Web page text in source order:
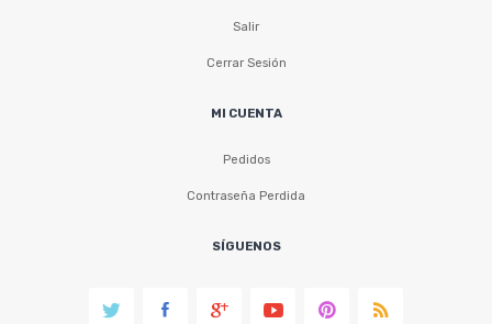
Salir
Cerrar Sesión
MI CUENTA
Pedidos
Contraseña Perdida
SÍGUENOS